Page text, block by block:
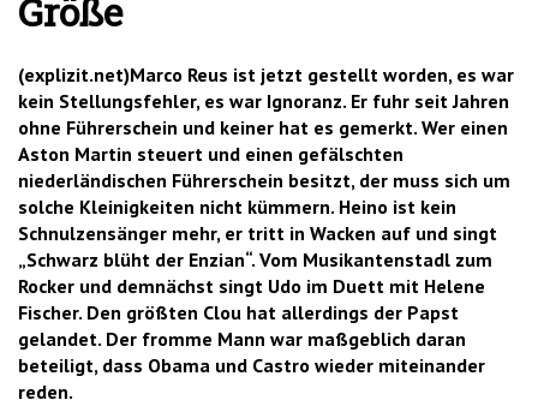
Größe
(explizit.net)Marco Reus ist jetzt gestellt worden, es war
kein Stellungsfehler, es war Ignoranz. Er fuhr seit Jahren
ohne Führerschein und keiner hat es gemerkt. Wer einen
Aston Martin steuert und einen gefälschten
niederländischen Führerschein besitzt, der muss sich um
solche Kleinigkeiten nicht kümmern. Heino ist kein
Schnulzensänger mehr, er tritt in Wacken auf und singt
„Schwarz blüht der Enzian“. Vom Musikantenstadl zum
Rocker und demnächst singt Udo im Duett mit Helene
Fischer. Den größten Clou hat allerdings der Papst
gelandet. Der fromme Mann war maßgeblich daran
beteiligt, dass Obama und Castro wieder miteinander
reden.